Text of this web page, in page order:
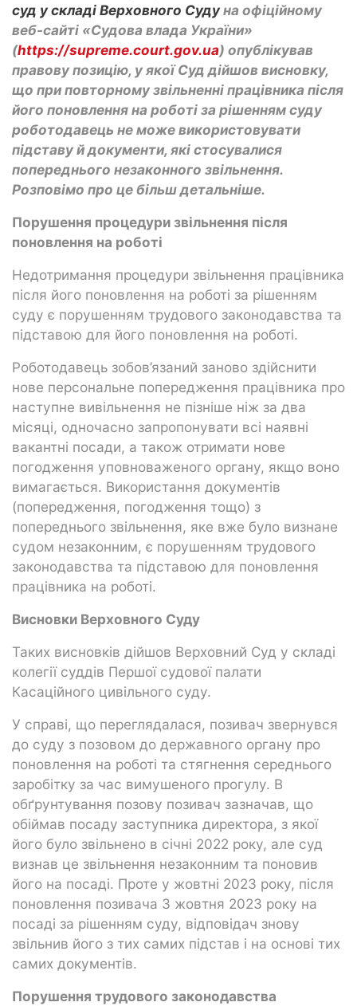
суд у складі Верховного Судуна офіційному
веб-сайті «Судова влада України»
(https://supreme.court.gov.ua) опублікував
правову позицію, у якої Суд дійшов висновку,
що при повторному звільненні працівника після
його поновлення на роботі за рішенням суду
роботодавець не може використовувати
підставу й документи, які стосувалися
попереднього незаконного звільнення.
Розповімо про це більш детальніше.
Порушення процедури звільнення після
поновлення на роботі
Недотримання процедури звільнення працівника
після його поновлення на роботі за рішенням
суду є порушенням трудового законодавства та
підставою для його поновлення на роботі.
Роботодавець зобов’язаний заново здійснити
нове персональне попередження працівника про
наступне вивільнення не пізніше ніж за два
місяці, одночасно запропонувати всі наявні
вакантні посади, а також отримати нове
погодження уповноваженого органу, якщо воно
вимагається. Використання документів
(попередження, погодження тощо) з
попереднього звільнення, яке вже було визнане
судом незаконним, є порушенням трудового
законодавства та підставою для поновлення
працівника на роботі.
Висновки Верховного Суду
Таких висновків дійшов Верховний Суд у складі
колегії суддів Першої судової палати
Касаційного цивільного суду.
У справі, що переглядалася, позивач звернувся
до суду з позовом до державного органу про
поновлення на роботі та стягнення середнього
заробітку за час вимушеного прогулу. В
обґрунтування позову позивач зазначав, що
обіймав посаду заступника директора, з якої
його було звільнено в січні 2022 року, але суд
визнав це звільнення незаконним та поновив
його на посаді. Проте у жовтні 2023 року, після
поновлення позивача 3 жовтня 2023 року на
посаді за рішенням суду, відповідач знову
звільнив його з тих самих підстав і на основі тих
самих документів.
Порушення трудового законодавства